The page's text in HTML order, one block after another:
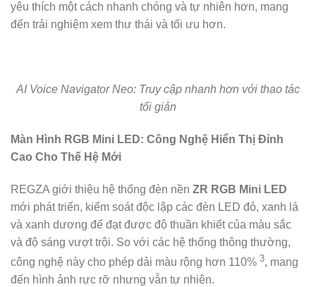
yêu thích một cách nhanh chóng và tự nhiên hơn, mang
đến trải nghiệm xem thư thái và tối ưu hơn.
AI Voice Navigator Neo: Truy cập nhanh hơn với thao tác
tối giản
Màn Hình RGB Mini LED: Công Nghệ Hiển Thị Đỉnh
Cao Cho Thế Hệ Mới
REGZA giới thiệu hệ thống đèn nền ZR RGB Mini LED
mới phát triển, kiểm soát độc lập các đèn LED đỏ, xanh lá
và xanh dương để đạt được độ thuần khiết của màu sắc
và độ sáng vượt trội. So với các hệ thống thông thường,
công nghệ này cho phép dải màu rộng hơn 110% 3, mang
đến hình ảnh rực rỡ nhưng vẫn tự nhiên.